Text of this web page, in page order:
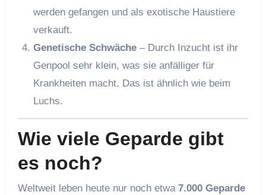
werden gefangen und als exotische Haustiere
verkauft.
Genetische Schwäche– Durch Inzucht ist ihr
Genpool sehr klein, was sie anfälliger für
Krankheiten macht. Das ist ähnlich wie beim
Luchs.
Wie viele Geparde gibt
es noch?
Weltweit leben heute nur noch etwa 7.000 Geparde